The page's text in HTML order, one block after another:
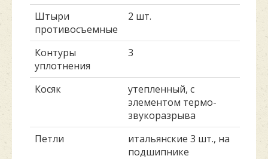
Штыри
противосъемные
2 шт.
Контуры
уплотнения
3
Косяк
утепленный, с
элементом термо-
звукоразрыва
Петли
итальянские 3 шт., на
подшипнике